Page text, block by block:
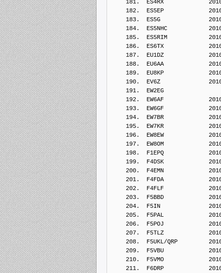
181.  ES4RX
182.  ES5EP
183.  ES5G
184.  ES5NHC
185.  ES5RIM
186.  ES6TX
187.  EU1DZ
188.  EU6AA
189.  EU8KP
190.  EV6Z
191.  EW2EG
192.  EW6AF
193.  EW6GF
194.  EW7BR
195.  EW7KR
196.  EW8EW
197.  EW8OM
198.  F1EPQ
199.  F4DSK
200.  F4EMN
201.  F4FDA
202.  F4FLF
203.  F5BBD
204.  F5IN
205.  F5PAL
206.  F5POJ
207.  F5TLZ
208.  F5UKL/QRP
209.  F5VBU
210.  F5VMO
211.  F6DRP